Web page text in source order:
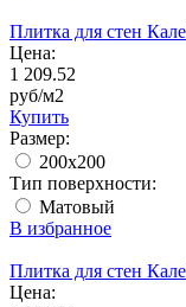
Плитка для стен
Цена:
1 209.52
руб/м2
Купить
Размер:
200x200
Тип поверхности:
Матовый
В избранное
Плитка для стен
Цена: